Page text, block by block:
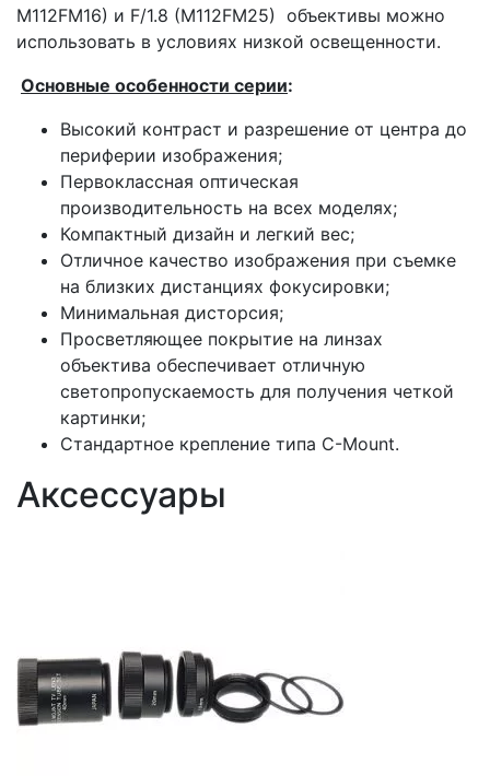
M112FM16) и F/1.8 (M112FM25) объективы можно
использовать в условиях низкой освещенности.
Основные особенности серии:
Высокий контраст и разрешение от центра до
периферии изображения;
Первоклассная оптическая
производительность на всех моделях;
Компактный дизайн и легкий вес;
Отличное качество изображения при съемке
на близких дистанциях фокусировки;
Минимальная дисторсия;
Просветляющее покрытие на линзах
объектива обеспечивает отличную
светопропускаемость для получения четкой
картинки;
Стандартное крепление типа C-Mount.
Аксессуары